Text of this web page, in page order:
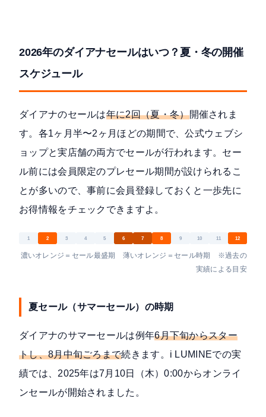
2026年のダイアナセールはいつ？夏・冬の開催
スケジュール
ダイアナのセールは年に2回（夏・冬）開催されま
す。各1ヶ月半〜2ヶ月ほどの期間で、公式ウェブシ
ョップと実店舗の両方でセールが行われます。セー
ル前には会員限定のプレセール期間が設けられるこ
とが多いので、事前に会員登録しておくと一歩先に
お得情報をチェックできますよ。
1 2 3 4 5 6 7 8 9 10 11 12
濃いオレンジ＝セール最盛期 薄いオレンジ＝セール時期 ※過去の
実績による目安
夏セール（サマーセール）の時期
ダイアナのサマーセールは例年6月下旬からスター
トし、8月中旬ごろまで続きます。i LUMINEでの実
績では、2025年は7月10日（木）0:00からオンライ
ンセールが開始されました。